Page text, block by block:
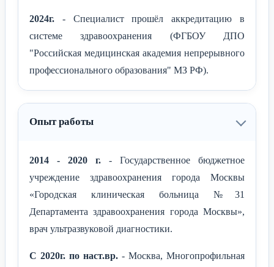
2024г. - Специалист прошёл аккредитацию в
системе здравоохранения (ФГБОУ ДПО
"Российская медицинская академия непрерывного
профессионального образования" МЗ РФ).
Опыт работы
2014 - 2020 г. - Государственное бюджетное
учреждение здравоохранения города Москвы
«Городская клиническая больница №31
Департамента здравоохранения города Москвы»,
врач ультразвуковой диагностики.
С 2020г. по наст.вр. - Москва, Многопрофильная